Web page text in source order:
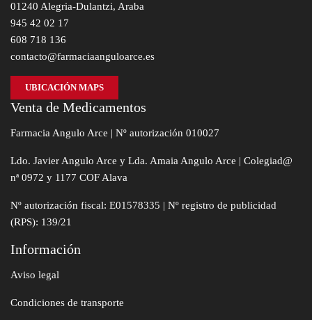
01240 Alegria-Dulantzi, Araba
945 42 02 17
608 718 136
contacto@farmaciaanguloarce.es
UBICACIÓN MAPS
Venta de Medicamentos
Farmacia Angulo Arce | Nº autorización 010027
Ldo. Javier Angulo Arce y Lda. Amaia Angulo Arce | Colegiad@
nª 0972 y 1177 COF Alava
Nº autorización fiscal: E01578335 | Nº registro de publicidad
(RPS): 139/21
Información
Aviso legal
Condiciones de transporte